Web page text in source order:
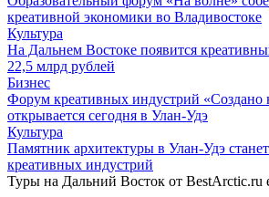
креативной экономики во Владивостоке
Культура
На Дальнем Востоке появится
22,5 млрд рублей
Бизнес
Форум креативных индустрий «Создано
открывается сегодня в Улан-Удэ
Культура
Памятник архитектуры в Улан-Удэ
креативных индустрий
Туры на Дальний Восток от BestArctic.ru